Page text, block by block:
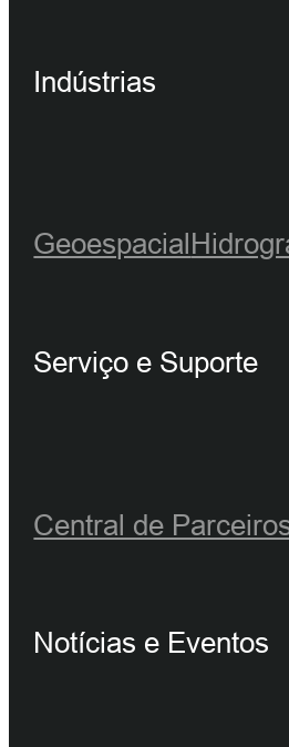
Indústrias
Geoespacial
Serviço e Suporte
Central de
Notícias e Eventos